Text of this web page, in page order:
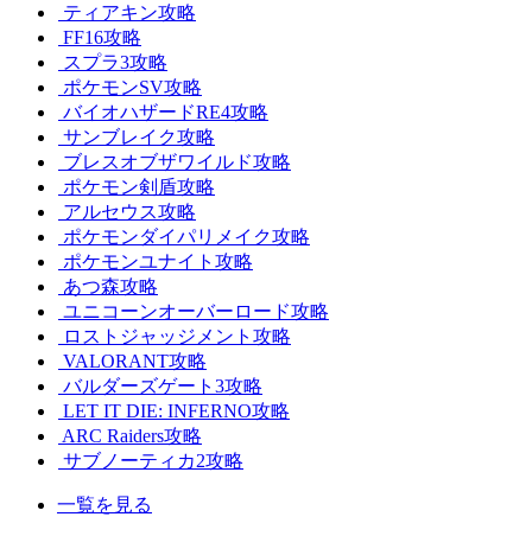
ティアキン攻略
FF16攻略
スプラ3攻略
ポケモンSV攻略
バイオハザードRE4攻略
サンブレイク攻略
ブレスオブザワイルド攻略
ポケモン剣盾攻略
アルセウス攻略
ポケモンダイパリメイク攻略
ポケモンユナイト攻略
あつ森攻略
ユニコーンオーバーロード攻略
ロストジャッジメント攻略
VALORANT攻略
バルダーズゲート3攻略
LET IT DIE: INFERNO攻略
ARC Raiders攻略
サブノーティカ2攻略
一覧を見る